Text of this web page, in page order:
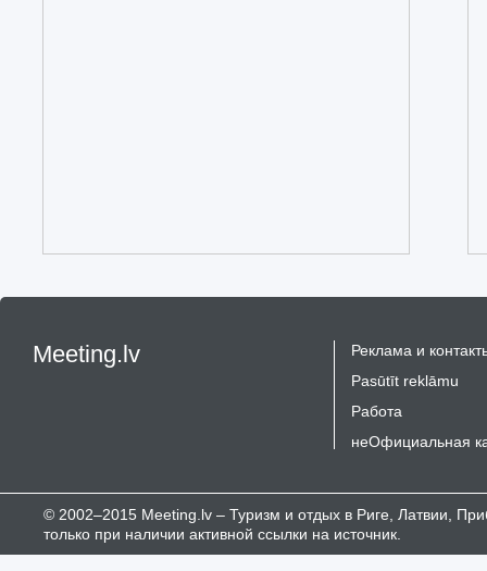
Meeting.lv
Реклама и
Pasūtīt reklāmu
Работа
неОфициальная
© 2002–2015 Meeting.lv – Туризм и отдых в Риге, Латвии,
только при наличии активной ссылки на источник.